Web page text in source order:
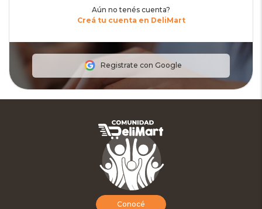
Aún no tenés cuenta?
Creá tu cuenta en DeliMart
Registrate con Google
Conocé